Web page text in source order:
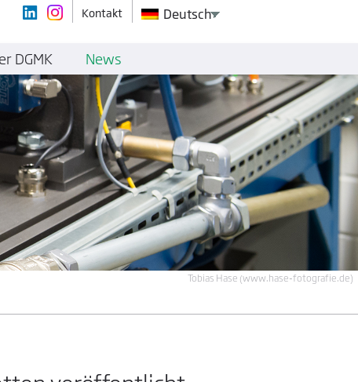
Tobias Hase (www.hase-fotografie.de)
Kontakt Deutsch
DGMK News